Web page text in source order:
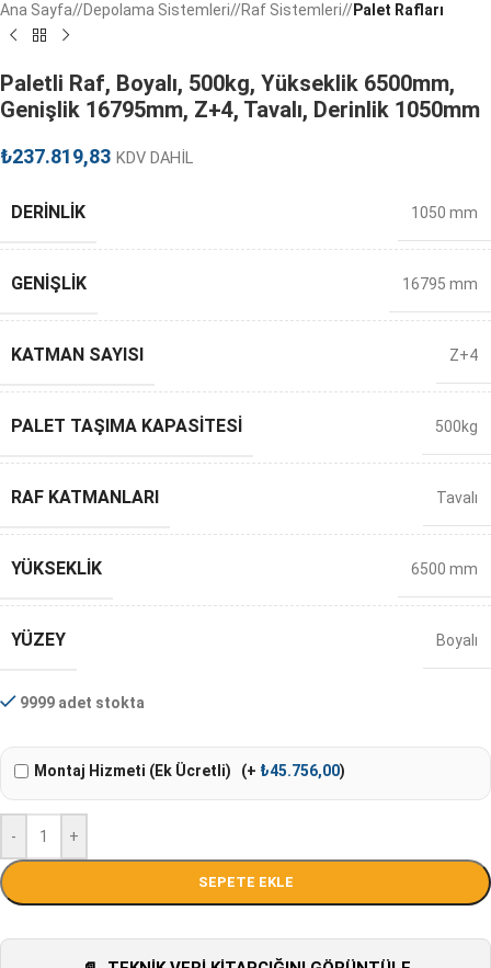
Ana Sayfa/ Depolama Sistemleri/ Raf Sistemleri/ Palet Rafları
Paletli Raf, Boyalı, 500kg, Yükseklik 6500mm,
Genişlik 16795mm, Z+4, Tavalı, Derinlik 1050mm
₺237.819,83 KDV DAHİL
DERINLIK 1050 mm
GENIŞLIK 16795 mm
KATMAN SAYISI Z+4
PALET TAŞIMA KAPASITESI 500kg
RAF KATMANLARI Tavalı
YÜKSEKLIK 6500 mm
YÜZEY Boyalı
9999 adet stokta
Montaj Hizmeti (Ek Ücretli) (+ ₺45.756,00)
- +
SEPETE EKLE